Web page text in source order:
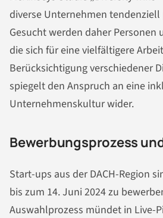
diverse Unternehmen
Gesucht werden daher Personen
die sich für eine vielfältigere
Berücksichtigung verschiedener
spiegelt den Anspruch an eine
Unternehmenskultur wider.
Bewerbungsprozess
Start-ups aus der DACH-Region
bis zum 14. Juni 2024 zu
Auswahlprozess mündet in Live-